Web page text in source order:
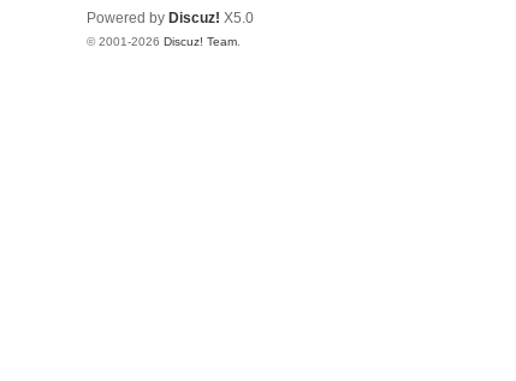
Powered by Discuz! X5.0
© 2001-2026 Discuz! Team